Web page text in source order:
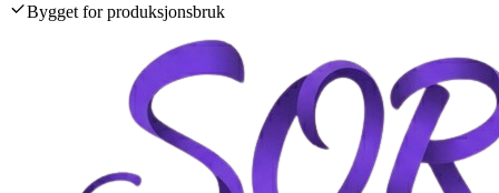
Bygget for produksjonsbruk